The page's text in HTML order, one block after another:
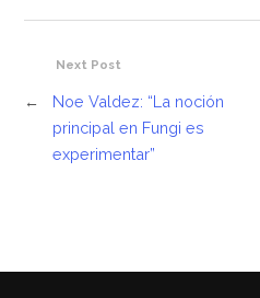
Next Post
←
Noe Valdez: “La noción
principal en Fungi es
experimentar”